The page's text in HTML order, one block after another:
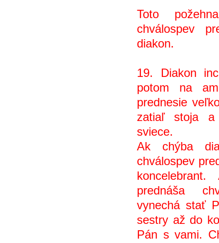
Toto
chválospev
diakon.
19. Diakon
potom na
prednesie
zatiaľ stoja
sviece.
Ak chýba
chválospev
prednáša
vynechá stať
sestry až do
Pán s vami.